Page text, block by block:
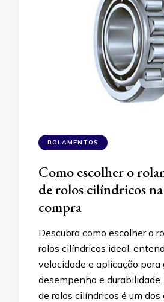
ROLAMENTOS
Como escolher o
de rolos cilíndricos
compra
Descubra como escolher o
rolos cilíndricos ideal,
velocidade e aplicação para
desempenho e
de rolos cilíndricos é um